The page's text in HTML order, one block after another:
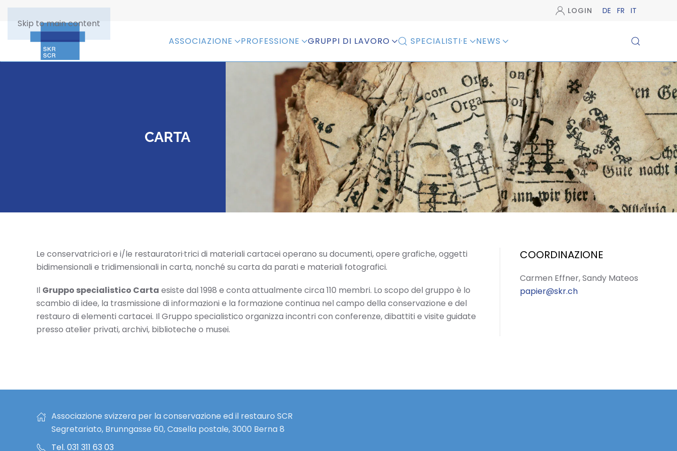
Skip to main content
LOGIN DE FR IT
ASSOCIAZIONE PROFESSIONE GRUPPI DI LAVORO SPECIALISTI·E NEWS
CARTA
Le conservatrici·ori e i/le restauratori·trici di materiali cartacei operano su documenti, opere grafiche, oggetti
bidimensionali e tridimensionali in carta, nonché su carta da parati e materiali fotografici.
Il Gruppo specialistico Carta esiste dal 1998 e conta attualmente circa 110 membri. Lo scopo del gruppo è lo
scambio di idee, la trasmissione di informazioni e la formazione continua nel campo della conservazione e del
restauro di elementi cartacei. Il Gruppo specialistico organizza incontri con conferenze, dibattiti e visite guidate
presso atelier privati, archivi, biblioteche o musei.
COORDINAZIONE
Carmen Effner, Sandy Mateos
papier@skr.ch
Associazione svizzera per la conservazione ed il restauro SCR
Segretariato, Brunngasse 60, Casella postale, 3000 Berna 8
Tel. 031 311 63 03